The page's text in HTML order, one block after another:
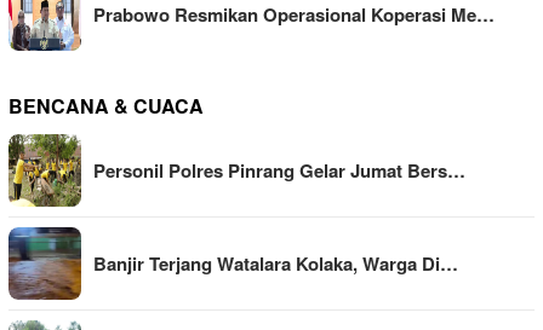
Prabowo Resmikan Operasional Koperasi Me…
BENCANA & CUACA
Personil Polres Pinrang Gelar Jumat Bers…
Banjir Terjang Watalara Kolaka, Warga Di…